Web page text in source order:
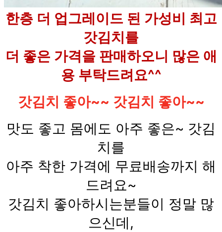
한층 더 업그레이드 된 가성비 최고
갓김치를
더 좋은 가격을 판매하오니 많은 애
용 부탁드려요^^
갓김치 좋아~~ 갓김치 좋아~~
맛도 좋고 몸에도 아주 좋은~ 갓김
치를
아주 착한 가격에 무료배송까지 해
드려요~
갓김치 좋아하시는분들이 정말 많
으신데,